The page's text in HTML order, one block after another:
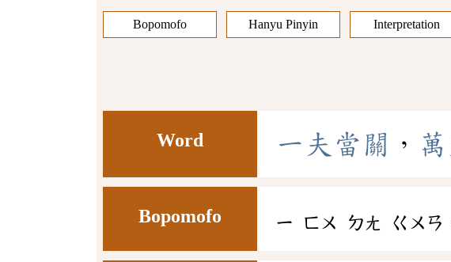
Bopomofo Hanyu Pinyin Interpretation
Word 一 夫 當 關 ， 萬
Bopomofo ㄧ ㄈㄨ ㄉㄤ ㄍㄨㄢ